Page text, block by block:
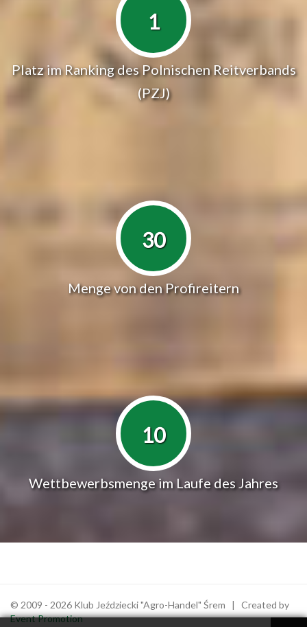
1
Platz im Ranking des Polnischen Reitverbands
(PZJ)
30
Menge von den Profireitern
10
Wettbewerbsmenge im Laufe des Jahres
© 2009 - 2026 Klub Jeździecki "Agro-Handel" Śrem | Created by
Event Promotion